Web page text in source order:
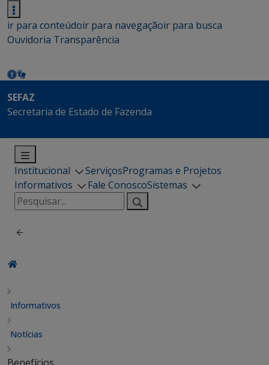
ir para conteúdoir para navegaçãoir para busca
Ouvidoria Transparência
SEFAZ
Secretaria de Estado de Fazenda
Institucional ServiçosProgramas e Projetos
Informativos
Fale ConoscoSistemas
Pesquisar
por:
Informativos
Notícias